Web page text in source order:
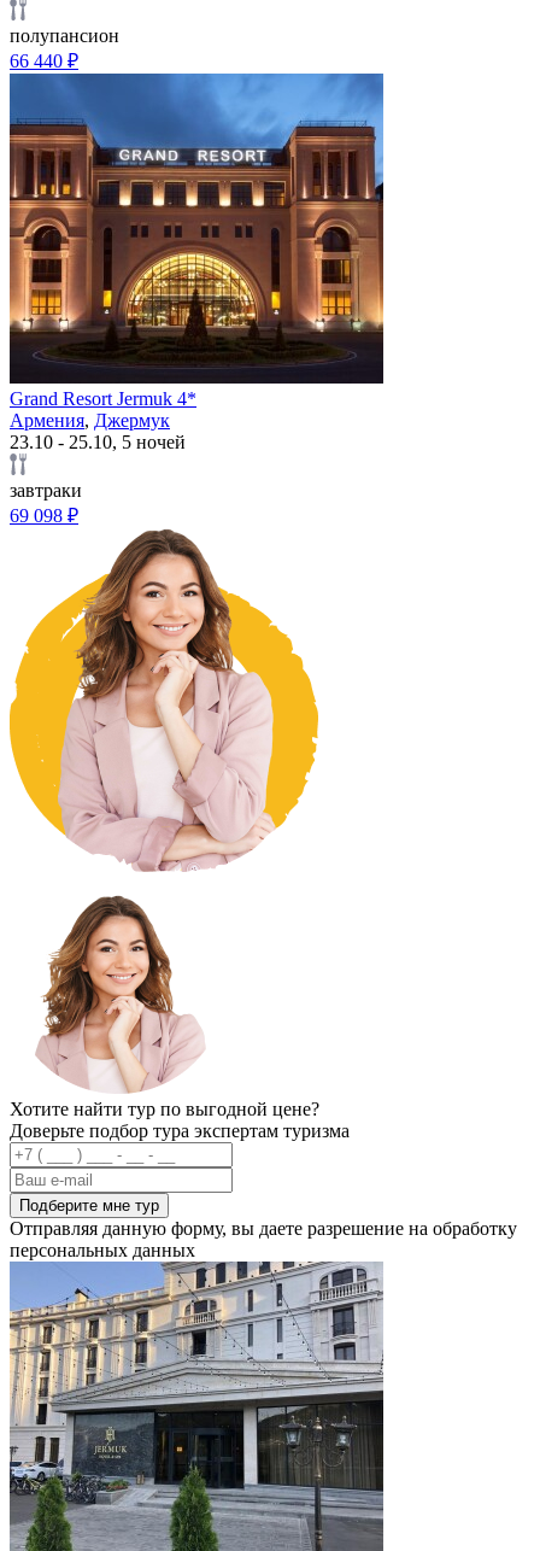
полупансион
66 440 ₽
Grand Resort Jermuk 4*
Армения, Джермук
23.10 - 25.10, 5 ночей
завтраки
69 098 ₽
Хотите найти тур по выгодной цене?
Доверьте подбор тура экспертам туризма
Подберите мне тур
Отправляя данную форму, вы даете разрешение на обработку
персональных данных